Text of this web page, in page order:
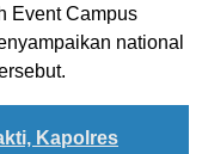
Event Campus
national
Kapolres